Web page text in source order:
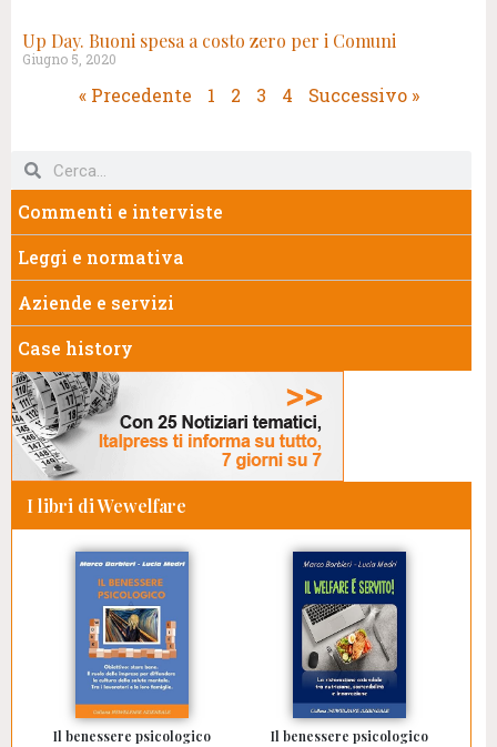
Up Day. Buoni spesa a costo zero per i Comuni
Giugno 5, 2020
« Precedente 1 2 3 4 Successivo »
Commenti e interviste
Leggi e normativa
Aziende e servizi
Case history
I libri di Wewelfare
Il benessere psicologico Il benessere psicologico